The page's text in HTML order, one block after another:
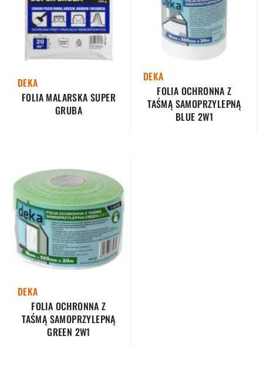
DEKA
FOLIA MALARSKA SUPER
GRUBA
DEKA
FOLIA OCHRONNA Z
TAŚMĄ SAMOPRZYLEPNĄ
BLUE 2W1
DEKA
FOLIA OCHRONNA Z
TAŚMĄ SAMOPRZYLEPNĄ
GREEN 2W1